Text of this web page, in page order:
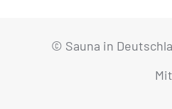
© Sauna in